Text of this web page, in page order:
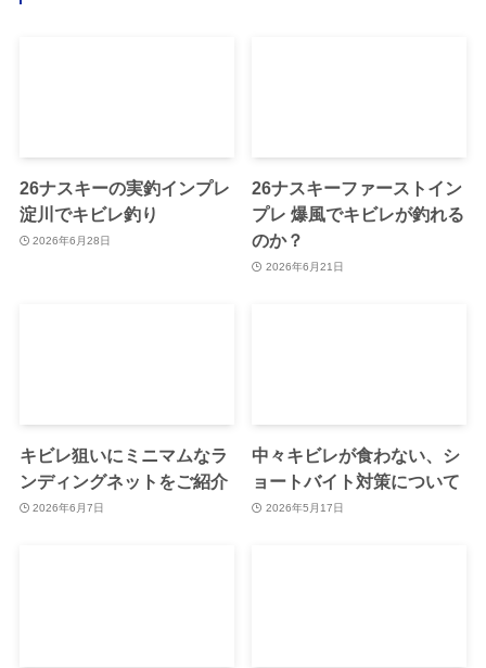
26ナスキーの実釣インプレ
淀川でキビレ釣り
2026年6月28日
26ナスキーファーストイン
プレ 爆風でキビレが釣れる
のか？
2026年6月21日
キビレ狙いにミニマムなラ
ンディングネットをご紹介
2026年6月7日
中々キビレが食わない、シ
ョートバイト対策について
2026年5月17日